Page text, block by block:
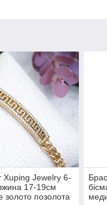
Xuping Jewelry 6-
17-19см
золото позолота